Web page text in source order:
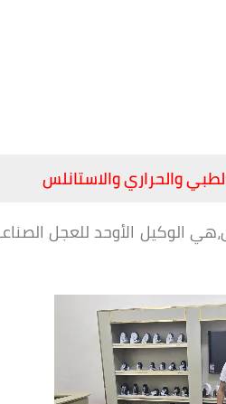
والحراري والاستانلس
الوكيل الأوحد للعجل